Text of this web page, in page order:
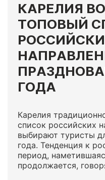
КАРЕЛИЯ
ТОПОВЫЙ
ГОДА
Карелия
список российских
выбирают туристы
года. Тенденция к
период,
продолжается,